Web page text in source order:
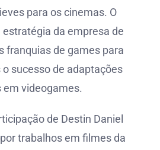
para os cinemas. O
da empresa de
franquias de games para
sucesso de adaptações
videogames.
de Destin Daniel
trabalhos em filmes da